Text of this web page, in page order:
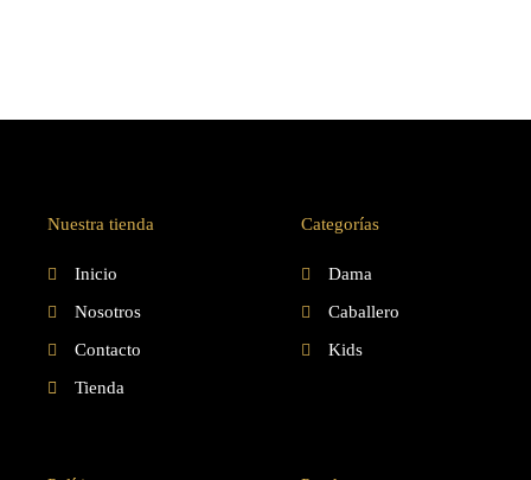
Nuestra tienda
Inicio
Nosotros
Contacto
Tienda
Categorías
Dama
Caballero
Kids